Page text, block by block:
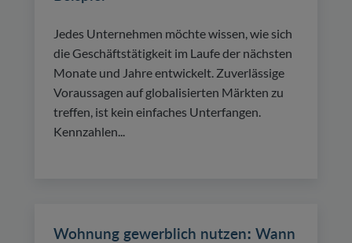
Jedes Unternehmen möchte wissen, wie sich
die Geschäftstätigkeit im Laufe der nächsten
Monate und Jahre entwickelt. Zuverlässige
Voraussagen auf globalisierten Märkten zu
treffen, ist kein einfaches Unterfangen.
Kennzahlen...
Wohnung gewerblich nutzen: Wann